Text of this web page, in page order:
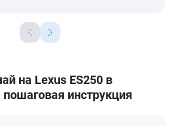
на Lexus ES250 в
пошаговая инструкция